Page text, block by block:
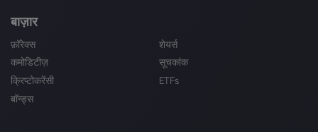
बाज़ार
फ़ॉरेक्स
शेयर्स
कमोडिटीज़
सूचकांक
क्रिप्टोकरेंसी
ETFs
बॉन्ड्स